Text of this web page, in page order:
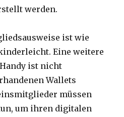
werden.
ist wie
Eine weitere
ist nicht
Wallets
müssen
um ihren digitalen